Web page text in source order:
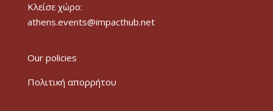
Κλείσε χώρο:
athens.events@impacthub.net
Our policies
Πολιτική απορρήτου